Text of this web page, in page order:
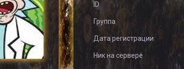
ID
Группа
Дата регистрации
Ник на сервере